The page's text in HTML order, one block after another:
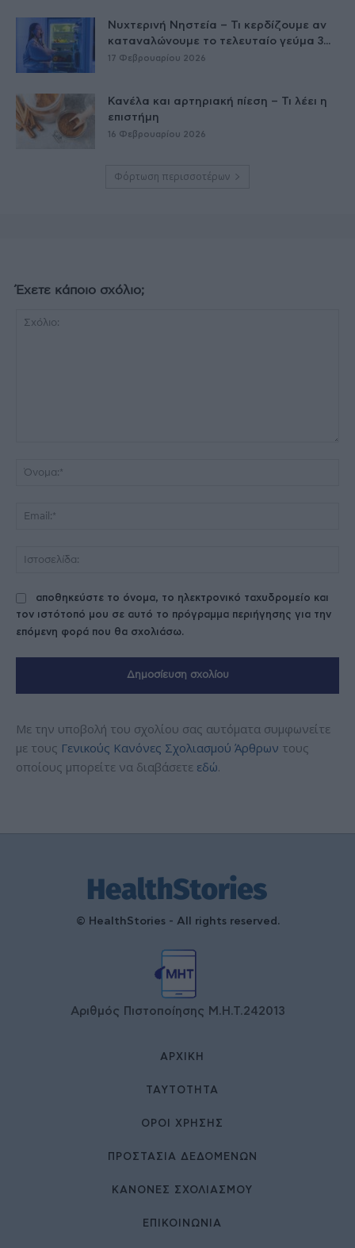
Νυχτερινή Νηστεία – Τι κερδίζουμε αν
καταναλώνουμε το τελευταίο γεύμα 3...
17 Φεβρουαρίου 2026
Κανέλα και αρτηριακή πίεση – Τι λέει η
επιστήμη
16 Φεβρουαρίου 2026
Φόρτωση περισσοτέρων
Έχετε κάποιο σχόλιο;
αποθηκεύστε το όνομα, το ηλεκτρονικό ταχυδρομείο και
τον ιστότοπό μου σε αυτό το πρόγραμμα περιήγησης για την
επόμενη φορά που θα σχολιάσω.
Με την υποβολή του σχολίου σας αυτόματα συμφωνείτε
με τους Γενικούς Κανόνες Σχολιασμού Άρθρων τους
οποίους μπορείτε να διαβάσετε εδώ.
© HealthStories - All rights reserved.
Αριθμός Πιστοποίησης Μ.Η.Τ.242013
ΑΡΧΙΚΉ
ΤΑΥΤΌΤΗΤΑ
ΌΡΟΙ ΧΡΉΣΗΣ
ΠΡΟΣΤΑΣΙΑ ΔΕΔΟΜΕΝΩΝ
ΚΑΝΟΝΕΣ ΣΧΟΛΙΑΣΜΟΥ
ΕΠΙΚΟΙΝΩΝΊΑ